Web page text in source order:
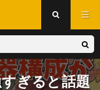
ぎると話題